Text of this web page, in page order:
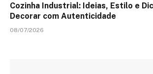
Cozinha Industrial: Ideias, Estilo e
Decorar com Autenticidade
08/07/2026